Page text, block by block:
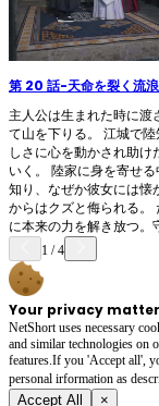
第 20 話-天命を裂く流
主人公は生まれた時に渡
て山を下りる。 江城で
しさに心を動かされ助
いく。 陸家に身を寄せ
知り、なぜか彼女には懐
からはクズと侮られる。
に本来の力を解き放つ。
1 /4
Your privacy
NetShort uses necessary
and similar technologies on
features.If you 'Accept all',
personal irformation as
Accept All ×